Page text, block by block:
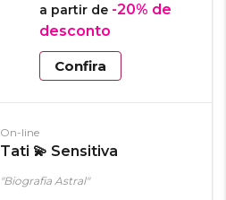
a partir de -20% de
desconto
Confira
On-line
Tati 💫 Sensitiva
"Biografia Astral"